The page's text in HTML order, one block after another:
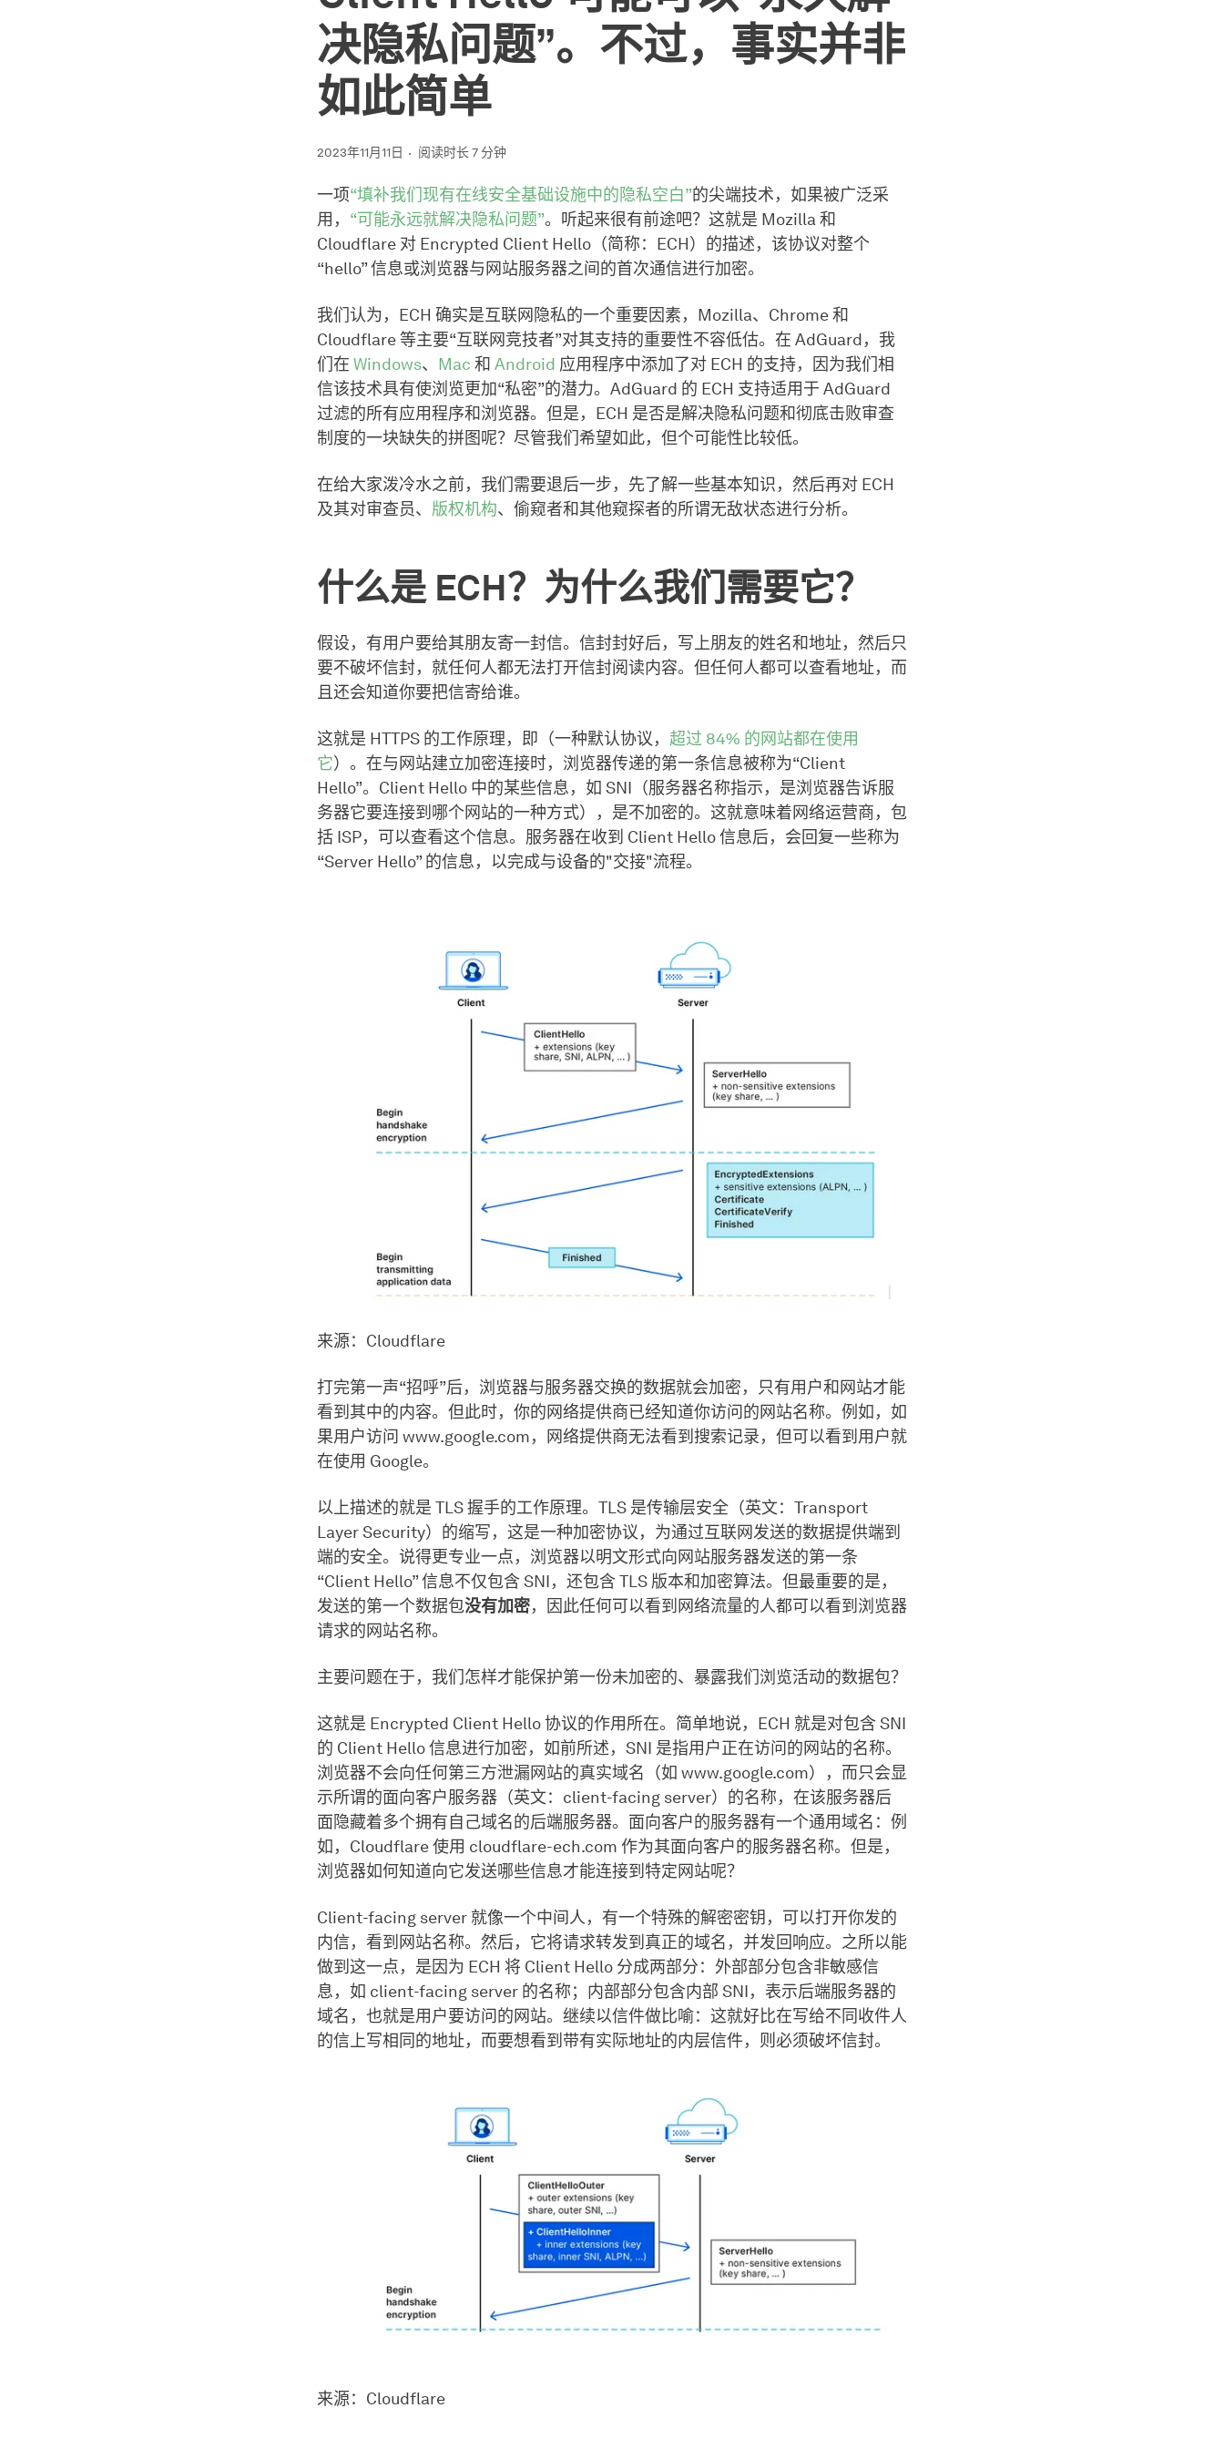
决隐私问题”。不过，事实并非
如此简单
2023年11月11日 阅读时长 7 分钟
一项“填补我们现有在线安全基础设施中的隐私空白”的尖端技术，如果被广泛采
用， “可能永远就解决隐私问题”。听起来很有前途吧？这就是 Mozilla 和
Cloudflare 对 Encrypted Client Hello（简称：ECH）的描述，该协议对整个
“hello” 信息或浏览器与网站服务器之间的首次通信进行加密。
我们认为，ECH 确实是互联网隐私的一个重要因素，Mozilla、Chrome 和
Cloudflare 等主要“互联网竞技者”对其支持的重要性不容低估。在 AdGuard，我
们在 Windows、 Mac 和 Android 应用程序中添加了对 ECH 的支持，因为我们相
信该技术具有使浏览更加“私密”的潜力。AdGuard 的 ECH 支持适用于 AdGuard
过滤的所有应用程序和浏览器。但是，ECH 是否是解决隐私问题和彻底击败审查
制度的一块缺失的拼图呢？尽管我们希望如此，但个可能性比较低。
在给大家泼冷水之前，我们需要退后一步，先了解一些基本知识，然后再对 ECH
及其对审查员、 版权机构、偷窥者和其他窥探者的所谓无敌状态进行分析。
什么是 ECH？为什么我们需要它？
假设，有用户要给其朋友寄一封信。信封封好后，写上朋友的姓名和地址，然后只
要不破坏信封，就任何人都无法打开信封阅读内容。但任何人都可以查看地址，而
且还会知道你要把信寄给谁。
这就是 HTTPS 的工作原理，即（一种默认协议， 超过 84% 的网站都在使用
它）。在与网站建立加密连接时，浏览器传递的第一条信息被称为“Client
Hello”。Client Hello 中的某些信息，如 SNI（服务器名称指示，是浏览器告诉服
务器它要连接到哪个网站的一种方式），是不加密的。这就意味着网络运营商，包
括 ISP，可以查看这个信息。服务器在收到 Client Hello 信息后，会回复一些称为
“Server Hello” 的信息，以完成与设备的"交接"流程。
来源：Cloudflare
打完第一声“招呼”后，浏览器与服务器交换的数据就会加密，只有用户和网站才能
看到其中的内容。但此时，你的网络提供商已经知道你访问的网站名称。例如，如
果用户访问 www.google.com，网络提供商无法看到搜索记录，但可以看到用户就
在使用 Google。
以上描述的就是 TLS 握手的工作原理。TLS 是传输层安全（英文：Transport
Layer Security）的缩写，这是一种加密协议，为通过互联网发送的数据提供端到
端的安全。说得更专业一点，浏览器以明文形式向网站服务器发送的第一条
“Client Hello” 信息不仅包含 SNI，还包含 TLS 版本和加密算法。但最重要的是，
发送的第一个数据包没有加密，因此任何可以看到网络流量的人都可以看到浏览器
请求的网站名称。
主要问题在于，我们怎样才能保护第一份未加密的、暴露我们浏览活动的数据包？
这就是 Encrypted Client Hello 协议的作用所在。简单地说，ECH 就是对包含 SNI
的 Client Hello 信息进行加密，如前所述，SNI 是指用户正在访问的网站的名称。
浏览器不会向任何第三方泄漏网站的真实域名（如 www.google.com），而只会显
示所谓的面向客户服务器（英文：client-facing server）的名称，在该服务器后
面隐藏着多个拥有自己域名的后端服务器。面向客户的服务器有一个通用域名：例
如，Cloudflare 使用 cloudflare-ech.com 作为其面向客户的服务器名称。但是，
浏览器如何知道向它发送哪些信息才能连接到特定网站呢？
Client-facing server 就像一个中间人，有一个特殊的解密密钥，可以打开你发的
内信，看到网站名称。然后，它将请求转发到真正的域名，并发回响应。之所以能
做到这一点，是因为 ECH 将 Client Hello 分成两部分：外部部分包含非敏感信
息，如 client-facing server 的名称；内部部分包含内部 SNI，表示后端服务器的
域名，也就是用户要访问的网站。继续以信件做比喻：这就好比在写给不同收件人
的信上写相同的地址，而要想看到带有实际地址的内层信件，则必须破坏信封。
来源：Cloudflare